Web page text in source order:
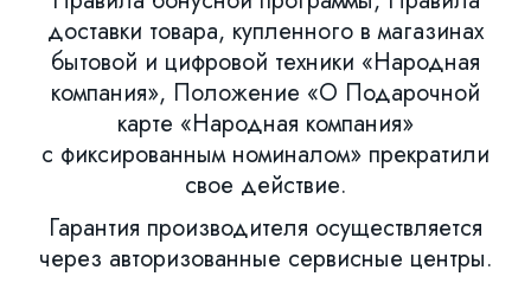
доставки товара, купленного в магазинах
бытовой и цифровой техники «Народная
компания», Положение «О Подарочной
карте «Народная компания»
с фиксированным номиналом» прекратили
свое действие.
Гарантия производителя осуществляется
через авторизованные сервисные центры.